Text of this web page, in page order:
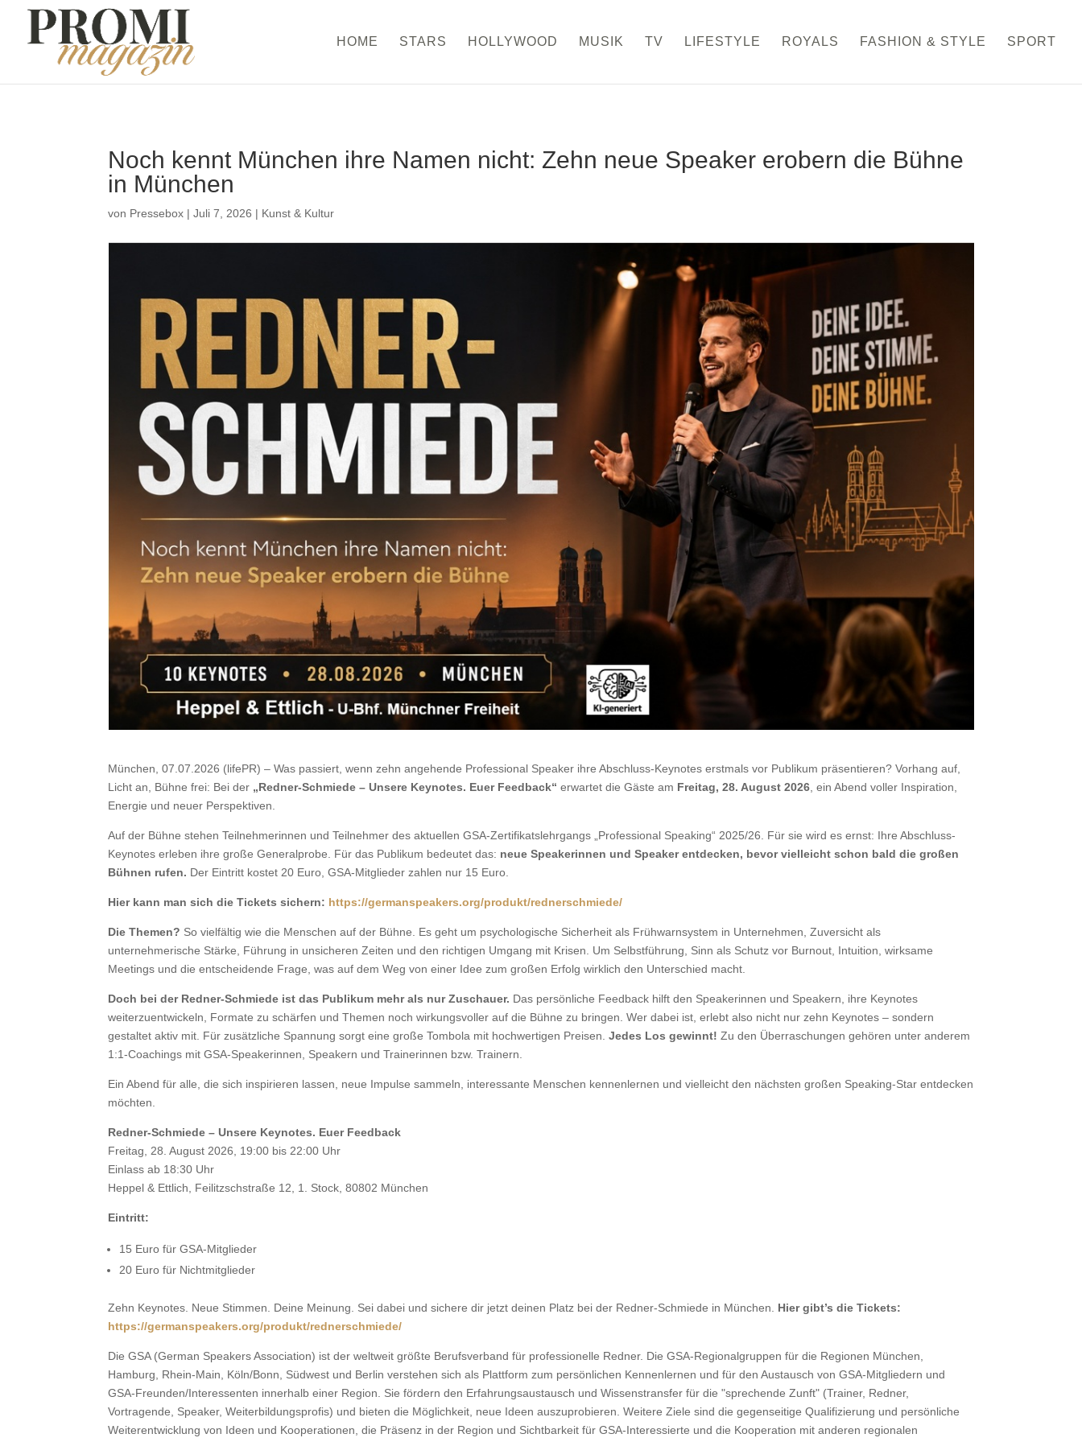
HOME STARS HOLLYWOOD MUSIK TV LIFESTYLE ROYALS FASHION & STYLE SPORT
Noch kennt München ihre Namen nicht: Zehn neue Speaker erobern die Bühne
in München
von Pressebox |Juli 7, 2026 | Kunst & Kultur
München, 07.07.2026 (lifePR) – Was passiert, wenn zehn angehende Professional Speaker ihre Abschluss-Keynotes erstmals vor Publikum präsentieren? Vorhang auf,
Licht an, Bühne frei: Bei der „Redner-Schmiede – Unsere Keynotes. Euer Feedback“ erwartet die Gäste am Freitag, 28. August 2026 , ein Abend voller Inspiration,
Energie und neuer Perspektiven.
Auf der Bühne stehen Teilnehmerinnen und Teilnehmer des aktuellen GSA-Zertifikatslehrgangs „Professional Speaking“ 2025/26. Für sie wird es ernst: Ihre Abschluss-
Keynotes erleben ihre große Generalprobe. Für das Publikum bedeutet das: neue Speakerinnen und Speaker entdecken, bevor vielleicht schon bald die großen
Bühnen rufen. Der Eintritt kostet 20 Euro, GSA-Mitglieder zahlen nur 15 Euro.
Hier kann man sich die Tickets sichern: https://germanspeakers.org/produkt/rednerschmiede/
Die Themen? So vielfältig wie die Menschen auf der Bühne. Es geht um psychologische Sicherheit als Frühwarnsystem in Unternehmen, Zuversicht als
unternehmerische Stärke, Führung in unsicheren Zeiten und den richtigen Umgang mit Krisen. Um Selbstführung, Sinn als Schutz vor Burnout, Intuition, wirksame
Meetings und die entscheidende Frage, was auf dem Weg von einer Idee zum großen Erfolg wirklich den Unterschied macht.
Doch bei der Redner-Schmiede ist das Publikum mehr als nur Zuschauer. Das persönliche Feedback hilft den Speakerinnen und Speakern, ihre Keynotes
weiterzuentwickeln, Formate zu schärfen und Themen noch wirkungsvoller auf die Bühne zu bringen. Wer dabei ist, erlebt also nicht nur zehn Keynotes – sondern
gestaltet aktiv mit. Für zusätzliche Spannung sorgt eine große Tombola mit hochwertigen Preisen.Jedes Los gewinnt! Zu den Überraschungen gehören unter anderem
1:1-Coachings mit GSA-Speakerinnen, Speakern und Trainerinnen bzw. Trainern.
Ein Abend für alle, die sich inspirieren lassen, neue Impulse sammeln, interessante Menschen kennenlernen und vielleicht den nächsten großen Speaking-Star entdecken
möchten.
Redner-Schmiede – Unsere Keynotes. Euer Feedback
Freitag, 28. August 2026, 19:00 bis 22:00 Uhr
Einlass ab 18:30 Uhr
Heppel & Ettlich, Feilitzschstraße 12, 1. Stock, 80802 München
Eintritt:
15 Euro für GSA-Mitglieder
20 Euro für Nichtmitglieder
Zehn Keynotes. Neue Stimmen. Deine Meinung. Sei dabei und sichere dir jetzt deinen Platz bei der Redner-Schmiede in München. Hier gibt’s die Tickets:
https://germanspeakers.org/produkt/rednerschmiede/
Die GSA (German Speakers Association) ist der weltweit größte Berufsverband für professionelle Redner. Die GSA-Regionalgruppen für die Regionen München,
Hamburg, Rhein-Main, Köln/Bonn, Südwest und Berlin verstehen sich als Plattform zum persönlichen Kennenlernen und für den Austausch von GSA-Mitgliedern und
GSA-Freunden/Interessenten innerhalb einer Region. Sie fördern den Erfahrungsaustausch und Wissenstransfer für die "sprechende Zunft" (Trainer, Redner,
Vortragende, Speaker, Weiterbildungsprofis) und bieten die Möglichkeit, neue Ideen auszuprobieren. Weitere Ziele sind die gegenseitige Qualifizierung und persönliche
Weiterentwicklung von Ideen und Kooperationen, die Präsenz in der Region und Sichtbarkeit für GSA-Interessierte und die Kooperation mit anderen regionalen